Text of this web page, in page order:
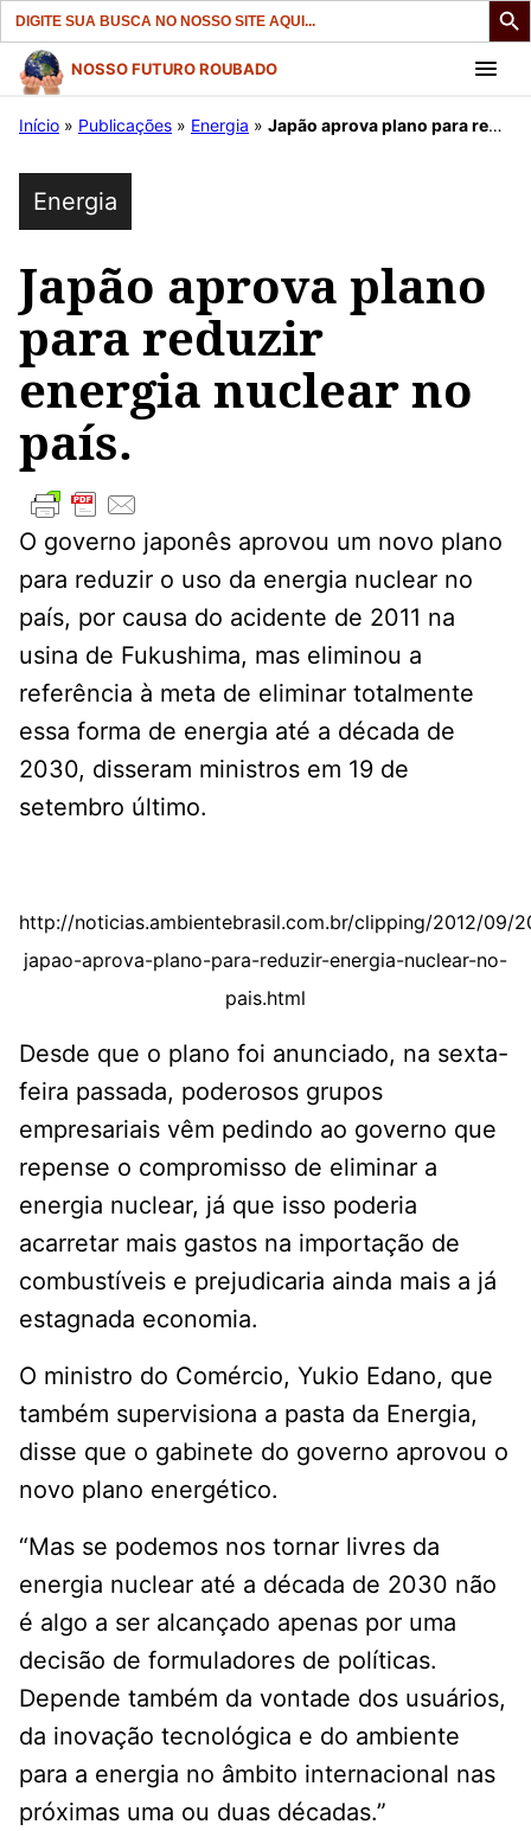
Search
for:
Pular
para
conteúdo
NOSSO FUTURO ROUBADO
Início » Publicações » Energia » Japão aprova plano para reduzir energia nuclear no país.
Energia
Japão aprova plano
para reduzir
energia nuclear no
país.
O governo japonês aprovou um novo plano
para reduzir o uso da energia nuclear no
país, por causa do acidente de 2011 na
usina de Fukushima, mas eliminou a
referência à meta de eliminar totalmente
essa forma de energia até a década de
2030, disseram ministros em 19 de
setembro último.
http://noticias.ambientebrasil.com.br/clipping/2012/09/
japao-aprova-plano-para-reduzir-energia-nuclear-no-
pais.html
Desde que o plano foi anunciado, na sexta-
feira passada, poderosos grupos
empresariais vêm pedindo ao governo que
repense o compromisso de eliminar a
energia nuclear, já que isso poderia
acarretar mais gastos na importação de
combustíveis e prejudicaria ainda mais a já
estagnada economia.
O ministro do Comércio, Yukio Edano, que
também supervisiona a pasta da Energia,
disse que o gabinete do governo aprovou o
novo plano energético.
“Mas se podemos nos tornar livres da
energia nuclear até a década de 2030 não
é algo a ser alcançado apenas por uma
decisão de formuladores de políticas.
Depende também da vontade dos usuários,
da inovação tecnológica e do ambiente
para a energia no âmbito internacional nas
próximas uma ou duas décadas.”